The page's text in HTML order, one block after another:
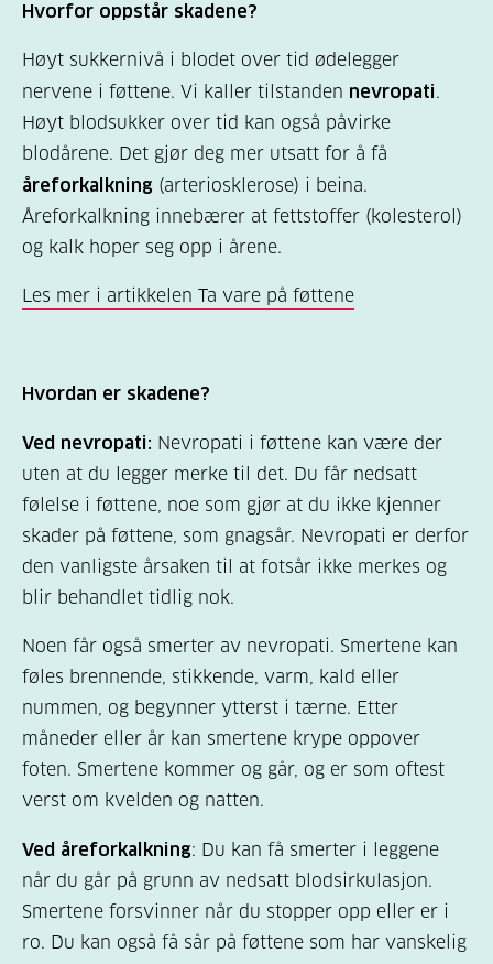
Hvorfor oppstår skadene?
Høyt sukkernivå i blodet over tid ødelegger
nervene i føttene. Vi kaller tilstanden nevropati.
Høyt blodsukker over tid kan også påvirke
blodårene. Det gjør deg mer utsatt for å få
åreforkalkning (arteriosklerose) i beina.
Åreforkalkning innebærer at fettstoffer (kolesterol)
og kalk hoper seg opp i årene.
Les mer i artikkelen Ta vare på føttene
Hvordan er skadene?
Ved nevropati: Nevropati i føttene kan være der
uten at du legger merke til det. Du får nedsatt
følelse i føttene, noe som gjør at du ikke kjenner
skader på føttene, som gnagsår. Nevropati er derfor
den vanligste årsaken til at fotsår ikke merkes og
blir behandlet tidlig nok.
Noen får også smerter av nevropati. Smertene kan
føles brennende, stikkende, varm, kald eller
nummen, og begynner ytterst i tærne. Etter
måneder eller år kan smertene krype oppover
foten. Smertene kommer og går, og er som oftest
verst om kvelden og natten.
Ved åreforkalkning: Du kan få smerter i leggene
når du går på grunn av nedsatt blodsirkulasjon.
Smertene forsvinner når du stopper opp eller er i
ro. Du kan også få sår på føttene som har vanskelig